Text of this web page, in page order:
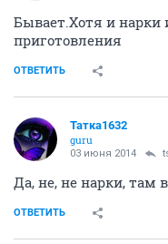
Бывает.Хотя и
приготовления
ОТВЕТИТЬ
Татка1632
guru
03 июня 2014
Да, не, не нарки, там
ОТВЕТИТЬ